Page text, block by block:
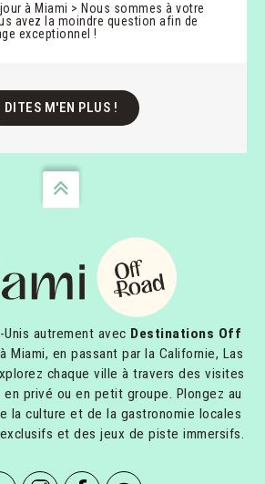
à Miami > Nous sommes à votre
avez la moindre question afin de
exceptionnel !
DITES M'EN PLUS !
autrement avec Destinations Off
Miami, en passant par la Californie, Las
chaque ville à travers des visites
privé ou en petit groupe. Plongez au
la culture et de la gastronomie locales
et des jeux de piste immersifs.